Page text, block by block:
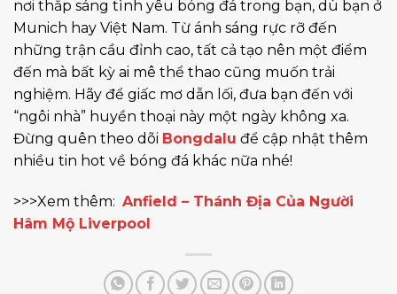
nơi thắp sáng tình yêu bóng đá trong bạn, dù bạn ở
Munich hay Việt Nam. Từ ánh sáng rực rỡ đến
những trận cầu đỉnh cao, tất cả tạo nên một điểm
đến mà bất kỳ ai mê thể thao cũng muốn trải
nghiệm. Hãy để giấc mơ dẫn lối, đưa bạn đến với
“ngôi nhà” huyền thoại này một ngày không xa.
Đừng quên theo dõi Bongdalu để cập nhật thêm
nhiều tin hot về bóng đá khác nữa nhé!
>>>Xem thêm: Anfield – Thánh Địa Của Người
Hâm Mộ Liverpool